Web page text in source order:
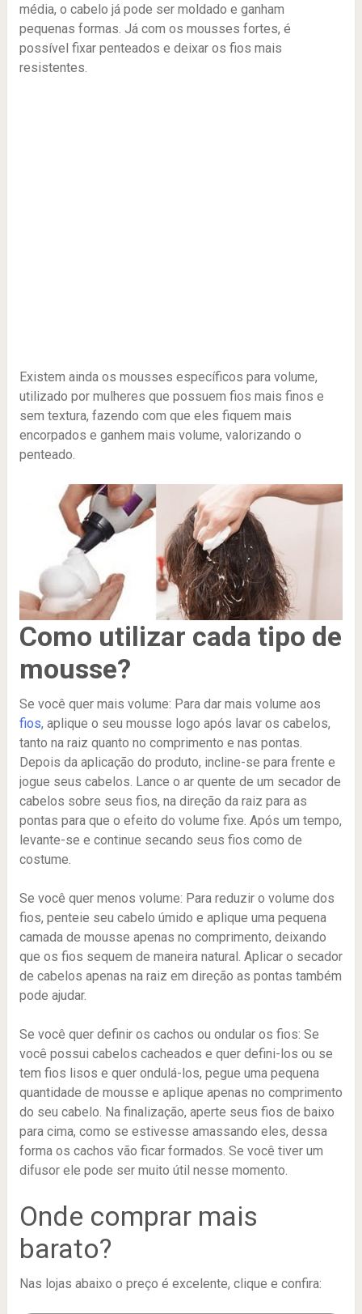
média, o cabelo já pode ser moldado e ganham
pequenas formas. Já com os mousses fortes, é
possível fixar penteados e deixar os fios mais
resistentes.
Existem ainda os mousses específicos para volume,
utilizado por mulheres que possuem fios mais finos e
sem textura, fazendo com que eles fiquem mais
encorpados e ganhem mais volume, valorizando o
penteado.
Como utilizar cada tipo de
mousse?
Se você quer mais volume: Para dar mais volume aos
fios, aplique o seu mousse logo após lavar os cabelos,
tanto na raiz quanto no comprimento e nas pontas.
Depois da aplicação do produto, incline-se para frente e
jogue seus cabelos. Lance o ar quente de um secador de
cabelos sobre seus fios, na direção da raiz para as
pontas para que o efeito do volume fixe. Após um tempo,
levante-se e continue secando seus fios como de
costume.
Se você quer menos volume: Para reduzir o volume dos
fios, penteie seu cabelo úmido e aplique uma pequena
camada de mousse apenas no comprimento, deixando
que os fios sequem de maneira natural. Aplicar o secador
de cabelos apenas na raiz em direção as pontas também
pode ajudar.
Se você quer definir os cachos ou ondular os fios: Se
você possui cabelos cacheados e quer defini-los ou se
tem fios lisos e quer ondulá-los, pegue uma pequena
quantidade de mousse e aplique apenas no comprimento
do seu cabelo. Na finalização, aperte seus fios de baixo
para cima, como se estivesse amassando eles, dessa
forma os cachos vão ficar formados. Se você tiver um
difusor ele pode ser muito útil nesse momento.
Onde comprar mais
barato?
Nas lojas abaixo o preço é excelente, clique e confira: